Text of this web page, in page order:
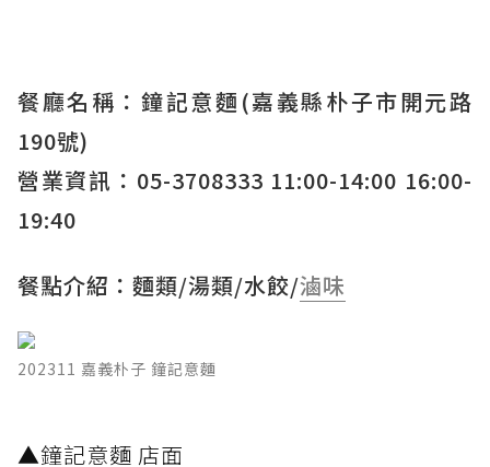
餐廳名稱：鐘記意麵(嘉義縣朴子市開元路
190號)
營業資訊：05-3708333 11:00-14:00 16:00-
19:40
餐點介紹：麵類/湯類/水餃/滷味
202311 嘉義朴子 鐘記意麵
​▲鐘記意麵 店面